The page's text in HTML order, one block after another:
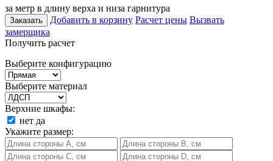
за метр в длину верха и низа гарнитура
Заказать Добавить в корзину Расчет цены Вызвать
замерщика
Получить расчет
Выберите конфигурацию
Выберите материал
Верхние шкафы:
нет да
Укажите размер: